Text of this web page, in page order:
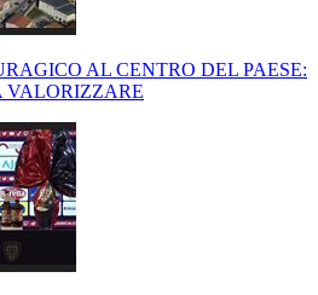
AL CENTRO DEL PAESE:
VALORIZZARE